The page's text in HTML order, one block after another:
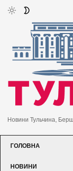
Новини Тульчина,
ГОЛОВНА
НОВИНИ